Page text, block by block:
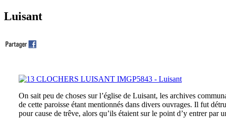
Luisant
On sait peu de choses sur l’église de Luisant, les archives
de cette paroisse étant mentionnés dans divers ouvrages. Il fut
pour cause de trêve, alors qu’ils étaient sur le point d’y entrer